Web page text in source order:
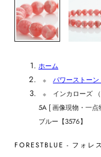
ホーム
パワーストー
インカローズ
5A [ 画像現物・一点
ブルー【3576】
FORESTBLUE - フォレ